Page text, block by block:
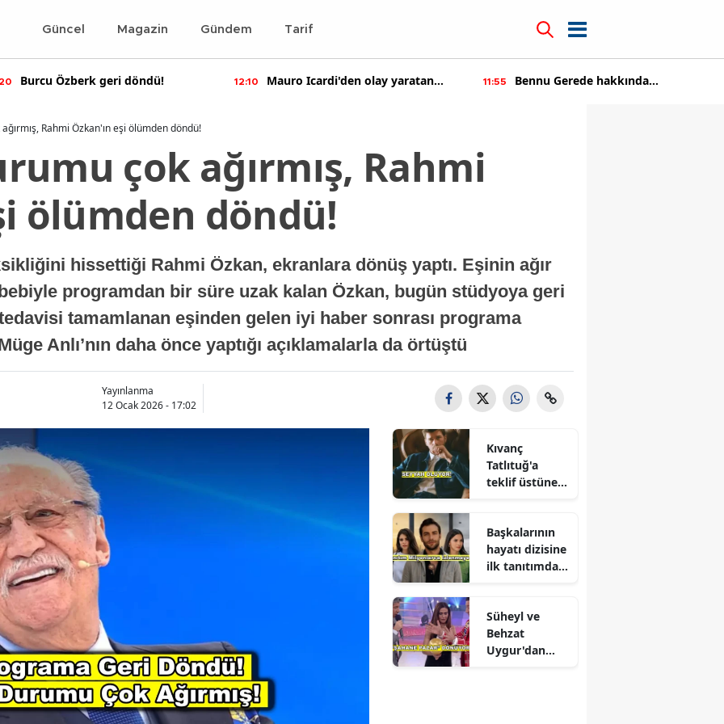
Güncel Magazin Gündem Tarif
Mauro Icardi'den olay yaratan
11:55
Bennu Gerede hakkında
14:22 Kıvanç Tatlıtuğ'a teklif üstüne teklif
Rahmi Özkan'ın eşi ölümden döndü!
çok ağırmış, Rahmi
ölümden döndü!
hissettiği Rahmi Özkan, ekranlara dönüş yaptı. Eşinin ağır
programdan bir süre uzak kalan Özkan, bugün stüdyoya geri
tamamlanan eşinden gelen iyi haber sonrası programa
Anlı’nın daha önce yaptığı açıklamalarla da örtüştü
Yayınlanma
12 Ocak 2026 - 17:02
Kıvanç
Tatlıtuğ'a
teklif üstüne
Başkalarının
hayatı dizisine
ilk tanıtımdan
Süheyl ve
Behzat
Uygur'dan